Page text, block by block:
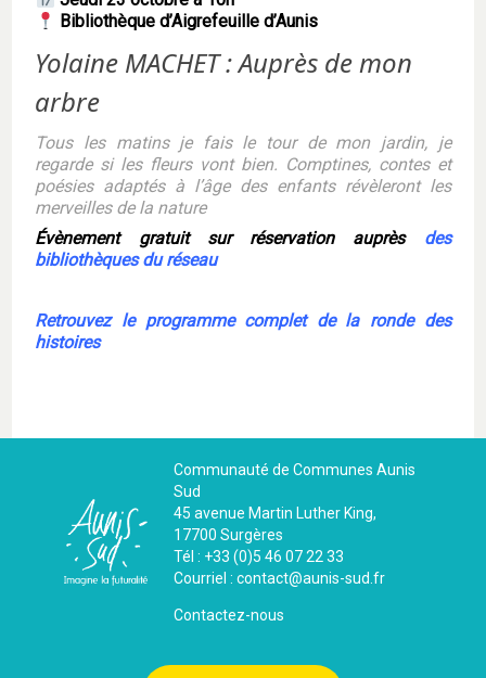
Bibliothèque d’Aigrefeuille d’Aunis
Yolaine MACHET : Auprès de mon
arbre
Tous les matins je fais le tour de mon jardin, je
regarde si les fleurs vont bien. Comptines, contes et
poésies adaptés à l’âge des enfants révèleront les
merveilles de la nature
Évènement gratuit sur réservation auprès des
bibliothèques du réseau
Retrouvez le programme complet de la ronde des
histoires
Communauté de Communes Aunis
Sud
45 avenue Martin Luther King,
17700 Surgères
Tél : +33 (0)5 46 07 22 33
Courriel : contact@aunis-sud.fr
Contactez-nous